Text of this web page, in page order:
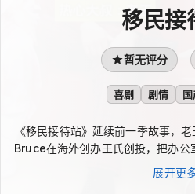
移民接
暂无评分
喜剧 剧情
《移民接待站》延续前一季故事，
Bruce在海外创办王氏创投，把办
在Jessica、Queenie等人帮助下不
夫馆与文化活动，却常因经验不足
展开更